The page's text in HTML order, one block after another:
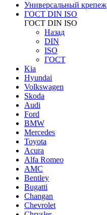
Универсальный крепеж
ГОСТ DIN ISO
ГОСТ DIN ISO
Назад
DIN
ISO
ГОСТ
Kia
Hyundai
Volkswagen
Skoda
Audi
Ford
BMW
Mercedes
Toyota
Acura
Alfa Romeo
AMC
Bentley
Bugatti
Changan
Chevrolet